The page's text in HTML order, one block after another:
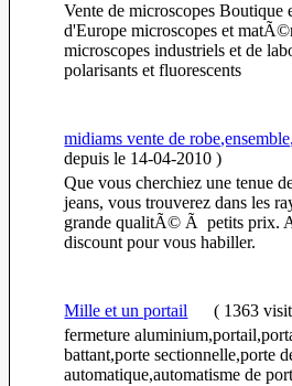
Vente de microscopes Boutique
d'Europe microscopes et
microscopes industriels et de
polarisants et fluorescents
midiams vente de
depuis le 14-04-2010 )
Que vous cherchiez une tenue
jeans, vous trouverez dans les
grande qualitÃ© Ã petits prix.
discount pour vous habiller.
Mille et un portail ( 1363
fermeture
battant,porte sectionnelle,porte
automatique,automatisme de